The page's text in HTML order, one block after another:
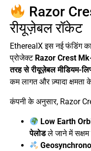
Razor
रीयूज़ेबल रॉकेट
EtherealX इस नई फंडिंग
प्रोजेक्ट Razor Crest
तरह से रीयूज़ेबल मीडियम-
कम लागत और ज़्यादा क्षमता
कंपनी के अनुसार, Razor
Low Earth
पेलोडले जाने में सक्षम